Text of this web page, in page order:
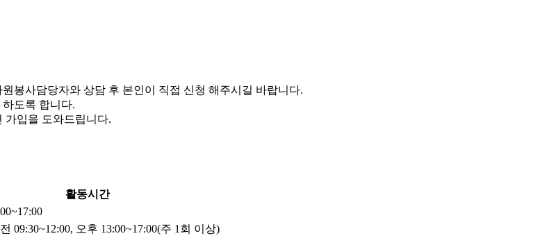
봉사담당자와 상담 후 본인이 직접 신청 해주시길 바랍니다.
도록 합니다.
가입을 도와드립니다.
활동시간
09:30~12:00, 오후 13:00~17:00(주 1회 이상)